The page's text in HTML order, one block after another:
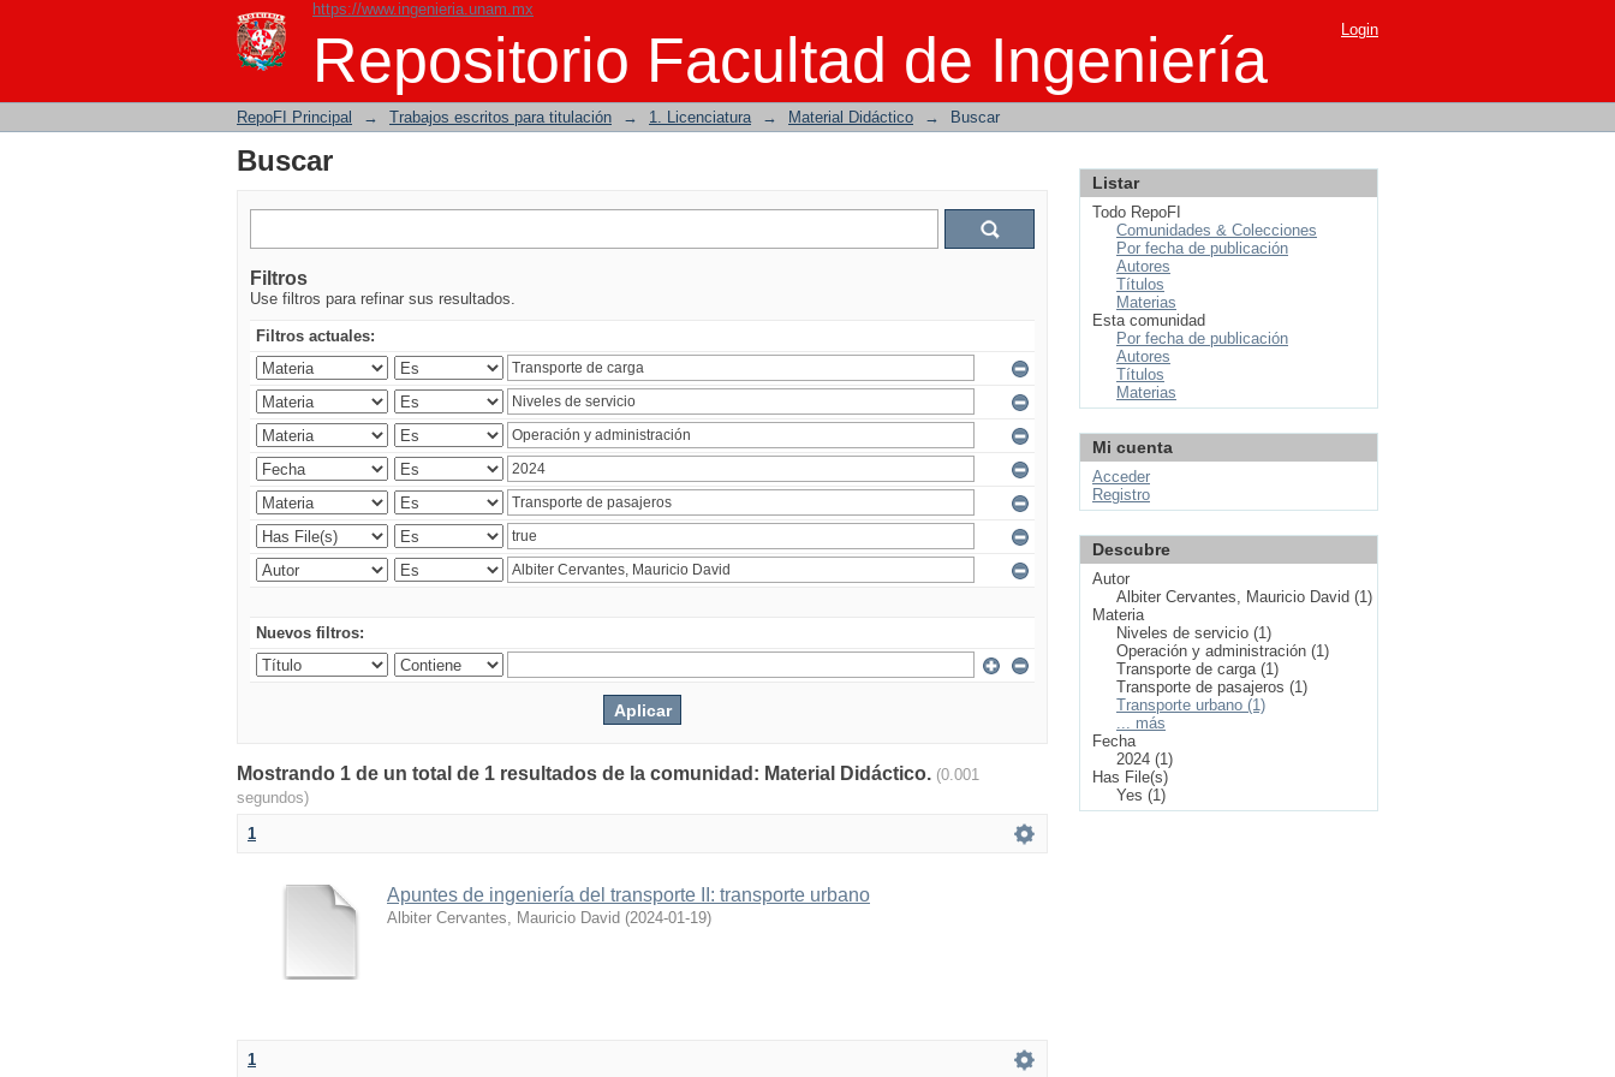
https://www.ingenieria.unam.mx
Repositorio Facultad de Ingeniería
Buscar Login
RepoFI Principal → Trabajos escritos para titulación → 1. Licenciatura → Material Didáctico → Buscar
Buscar
Filtros
Use filtros para refinar sus resultados.
Filtros actuales:
Nuevos filtros:
Mostrando 1 de un total de 1 resultados de la comunidad: Material Didáctico. (0.001
segundos)
1
Apuntes de ingeniería del transporte II: transporte urbano
Albiter Cervantes, Mauricio David (2024-01-19)
1
Listar
Todo RepoFI
Comunidades & Colecciones
Por fecha de publicación
Autores
Títulos
Materias
Esta comunidad
Por fecha de publicación
Autores
Títulos
Materias
Mi cuenta
Acceder
Registro
Descubre
Autor
Albiter Cervantes, Mauricio David (1)
Materia
Niveles de servicio (1)
Operación y administración (1)
Transporte de carga (1)
Transporte de pasajeros (1)
Transporte urbano (1)
... más
Fecha
2024 (1)
Has File(s)
Yes (1)